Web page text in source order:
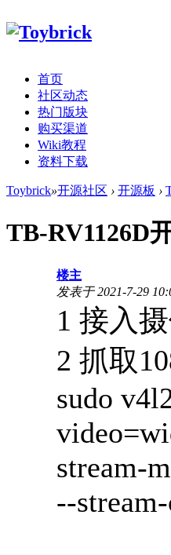
首页
社区动态
热门版块
购买渠道
Wiki教程
资料下载
Toybrick»开源社区 › 开源板 ›
TB-RV1126D
楼主
发表于 2021-7-29
1 接入
2 抓取
sudo
stream-
--